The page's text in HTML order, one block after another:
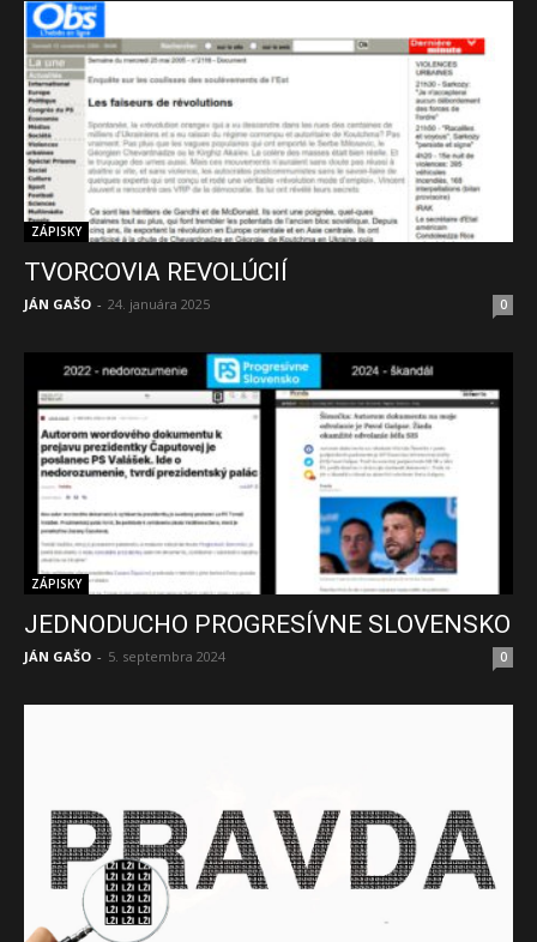
ZÁPISKY
TVORCOVIA REVOLÚCIÍ
JÁN GAŠO - 24. januára 2025 0
ZÁPISKY
JEDNODUCHO PROGRESÍVNE SLOVENSKO
JÁN GAŠO - 5. septembra 2024 0